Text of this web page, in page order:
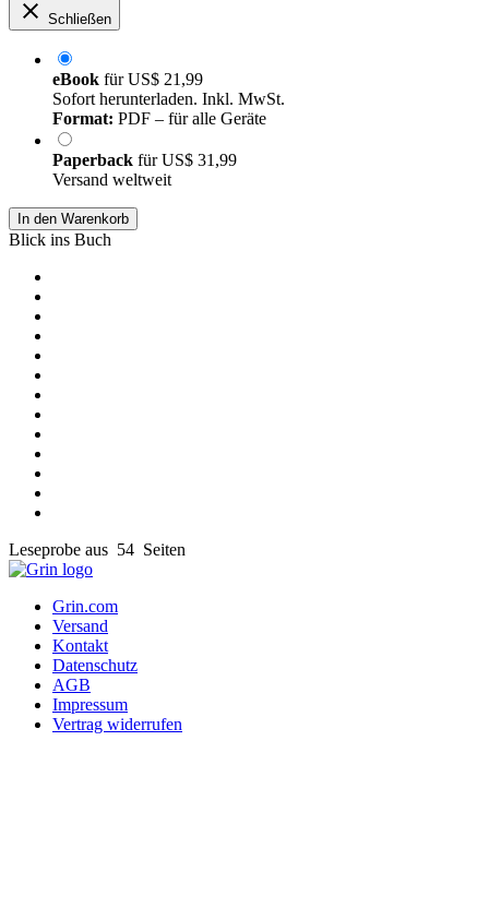
Schließen
eBook fürUS$ 21,99
Sofort herunterladen. Inkl. MwSt.
Format: PDF – für alle Geräte
Paperback fürUS$ 31,99
Versand weltweit
In den Warenkorb
Blick ins Buch
Leseprobe aus 54 Seiten
Grin.com
Versand
Kontakt
Datenschutz
AGB
Impressum
Vertrag widerrufen